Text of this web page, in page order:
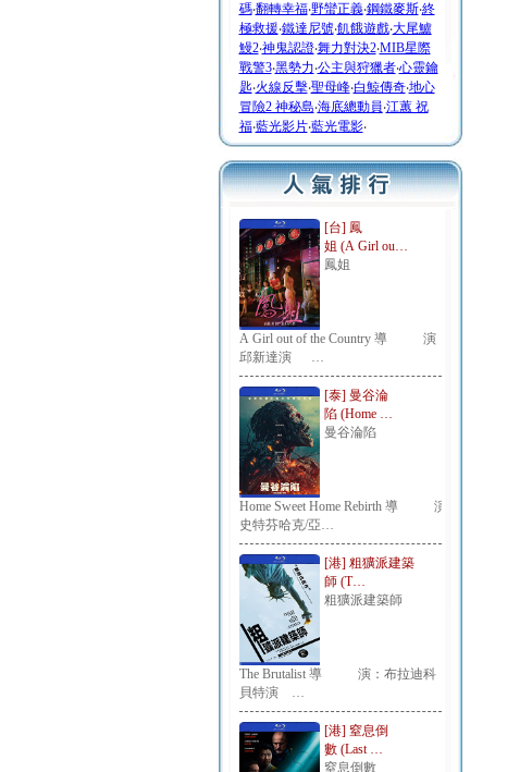
碼‧翻轉幸福‧野蠻正義‧鋼鐵麥斯‧終
極救援‧鐵達尼號‧飢餓遊戲‧大尾鱸
鰻2‧神鬼認證‧舞力對決2‧MIB星際
戰警3‧黑勢力‧公主與狩獵者‧心靈鑰
匙‧火線反擊‧聖母峰‧白鯨傳奇‧地心
冒險2 神秘島‧海底總動員‧江蕙 祝
福‧藍光影片‧藍光電影‧
[台] 鳳
姐 (A Girl ou…
鳳姐
A Girl out of the Country 導 演：
邱新達演 …
[泰] 曼谷淪
陷 (Home …
曼谷淪陷
Home Sweet Home Rebirth 導 演：
史特芬哈克/亞…
[港] 粗獷派建築
師 (T…
粗獷派建築師
The Brutalist 導 演：布拉迪科
貝特演 …
[港] 窒息倒
數 (Last …
窒息倒數